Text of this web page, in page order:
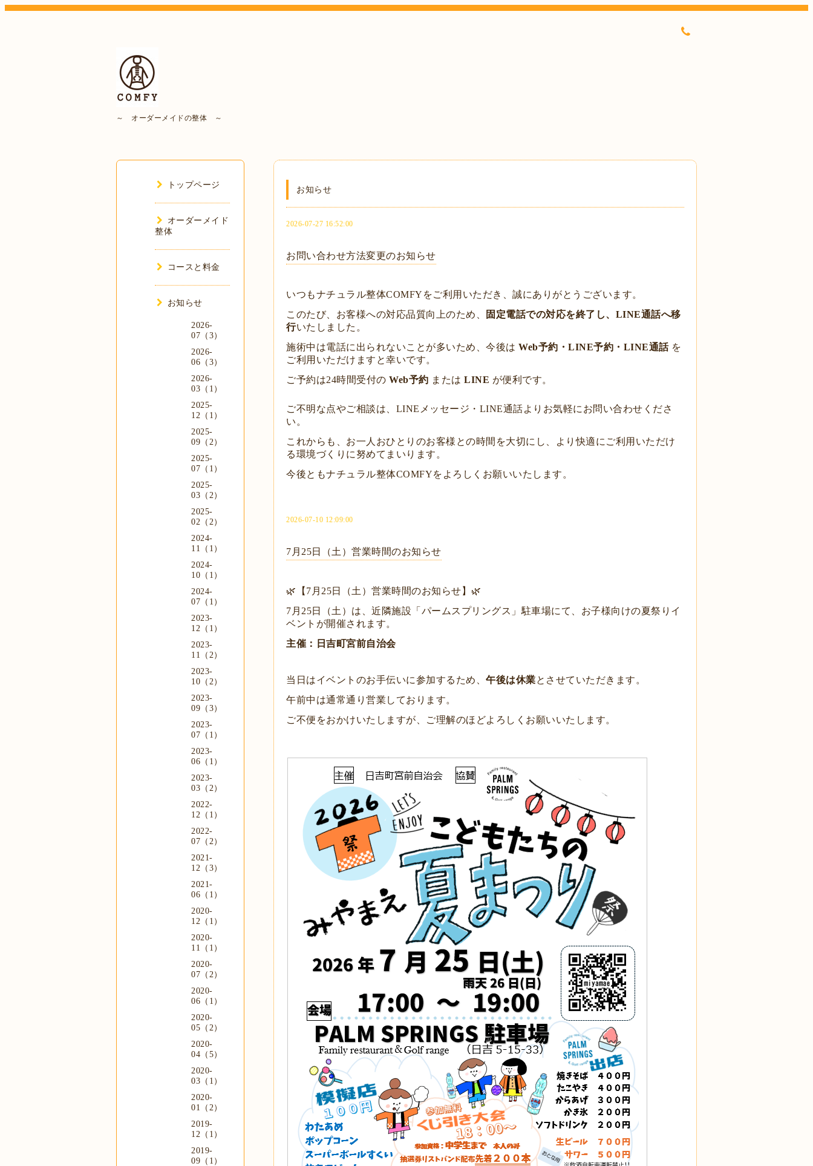
～ オーダーメイドの整体 ～
お知らせ
2026-07-27 16:52:00
お問い合わせ方法変更のお知らせ
いつもナチュラル整体COMFYをご利用いただき、誠にありがとうございます。
このたび、お客様への対応品質向上のため、
固定電話での対応を終了し、LINE通話へ移
行いたしました。
施術中は電話に出られないことが多いため、今後は Web予約・LINE予約・LINE通話を
ご利用いただけますと幸いです。
ご予約は24時間受付の Web予約 または LINE が便利です。
ご不明な点やご相談は、LINEメッセージ・LINE通話よりお気軽にお問い合わせくださ
い。
これからも、お一人おひとりのお客様との時間を大切にし、より快適にご利用いただけ
る環境づくりに努めてまいります。
今後ともナチュラル整体COMFYをよろしくお願いいたします。
2026-07-10 12:09:00
7月25日（土）営業時間のお知らせ
🌿【7月25日（土）営業時間のお知らせ】🌿
7月25日（土）は、近隣施設「パームスプリングス」駐車場にて、お子様向けの夏祭りイ
ベントが開催されます。
主催：日吉町宮前自治会
当日はイベントのお手伝いに参加するため、 午後は休業とさせていただきます。
午前中は通常通り営業しております。
ご不便をおかけいたしますが、ご理解のほどよろしくお願いいたします。
トップページ
オーダーメイド
整体
コースと料金
お知らせ
2026-
07（3）
2026-
06（3）
2026-
03（1）
2025-
12（1）
2025-
09（2）
2025-
07（1）
2025-
03（2）
2025-
02（2）
2024-
11（1）
2024-
10（1）
2024-
07（1）
2023-
12（1）
2023-
11（2）
2023-
10（2）
2023-
09（3）
2023-
07（1）
2023-
06（1）
2023-
03（2）
2022-
12（1）
2022-
07（2）
2021-
12（3）
2021-
06（1）
2020-
12（1）
2020-
11（1）
2020-
07（2）
2020-
06（1）
2020-
05（2）
2020-
04（5）
2020-
03（1）
2020-
01（2）
2019-
12（1）
2019-
09（1）